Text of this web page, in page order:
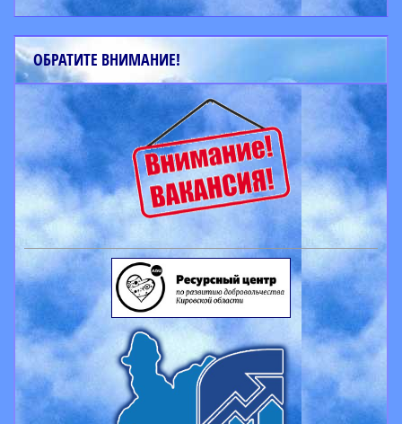
ОБРАТИТЕ ВНИМАНИЕ!